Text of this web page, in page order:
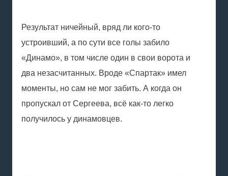
Результат ничейный, вряд ли кого-то
устроивший, а по сути все голы забило
«Динамо», в том числе один в свои ворота и
два незасчитанных. Вроде «Спартак» имел
моменты, но сам не мог забить. А когда он
пропускал от Сергеева, всё как-то легко
получилось у динамовцев.